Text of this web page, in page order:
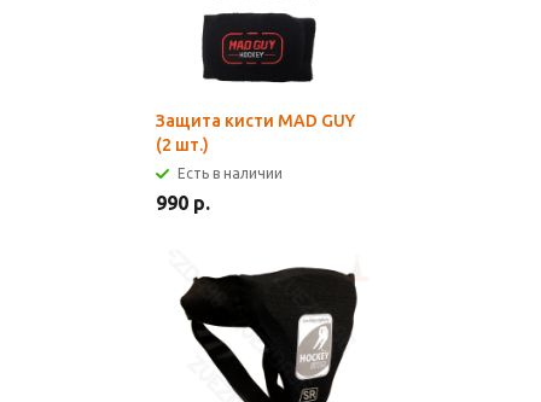
Защита кисти MAD GUY
(2 шт.)
Есть в наличии
990 р.